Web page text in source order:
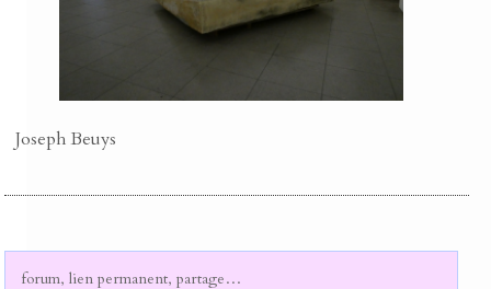
Joseph Beuys
forum, lien permanent, partage…